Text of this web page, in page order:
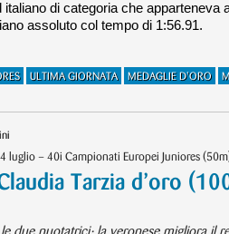
di categoria che apparteneva
assoluto col tempo di 1:56.91.
ULTIMA GIORNATA MEDAGLIE D'ORO
luglio – 40i Campionati Europei Juniores
Tarzia d’oro